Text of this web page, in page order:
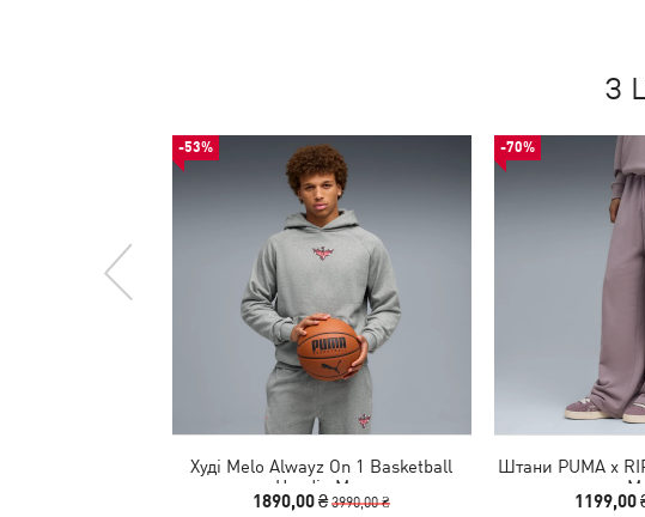
З
-53%
Худі Melo Alwayz On 1 Basketball
Hoodie Men
1890,00 ₴3990,00 ₴
-70%
Штани PUMA x
1199,00